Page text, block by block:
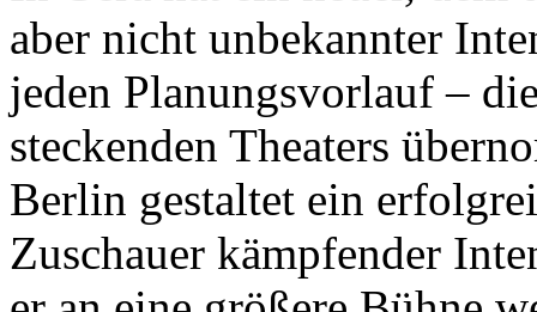
aber nicht unbekannter
jeden Planungsvorlauf –
steckenden Theaters
Berlin gestaltet ein
Zuschauer kämpfender